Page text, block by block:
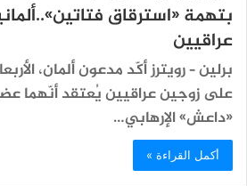
بتهمة «استرقاق
عراقيين
برلين – رويترز أكّد مدعون ألمان،
على زوجين عراقيين يُعتقد أنّهما
«داعش» الإرهابي…
أكمل القراءة »